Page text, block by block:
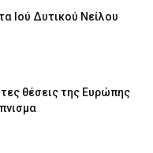
Ιού Δυτικού Νείλου
θέσεις της Ευρώπης